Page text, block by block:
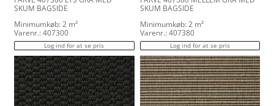
SKUM BAGSIDE
Minimumkøb: 2 m²
Varenr.: 407300
Log ind for at se pris
SKUM BAGSIDE
Minimumkøb: 2 m²
Varenr.: 407380
Log ind for at se pris